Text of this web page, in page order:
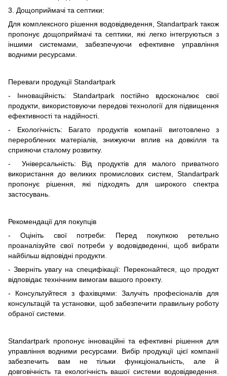
3. Дощоприймачі та септики:
Для комплексного рішення водовідведення, Standartpark також
пропонує дощоприймачі та септики, які легко інтегруються з
іншими системами, забезпечуючи ефективне управління
водними ресурсами.
Переваги продукції Standartpark
- Інноваційність: Standartpark постійно вдосконалює свої
продукти, використовуючи передові технології для підвищення
ефективності та надійності.
- Екологічність: Багато продуктів компанії виготовлено з
перероблених матеріалів, знижуючи вплив на довкілля та
сприяючи сталому розвитку.
- Універсальність: Від продуктів для малого приватного
використання до великих промислових систем, Standartpark
пропонує рішення, які підходять для широкого спектра
застосувань.
Рекомендації для покупців
- Оцініть свої потреби: Перед покупкою ретельно
проаналізуйте свої потреби у водовідведенні, щоб вибрати
найбільш відповідні продукти.
- Зверніть увагу на специфікації: Переконайтеся, що продукт
відповідає технічним вимогам вашого проекту.
- Консультуйтеся з фахівцями: Залучіть професіоналів для
консультацій та установки, щоб забезпечити правильну роботу
обраної системи.
Standartpark пропонує інноваційні та ефективні рішення для
управління водними ресурсами. Вибір продукції цієї компанії
забезпечить вам не тільки функціональність, але й
довговічність та екологічність вашої системи водовідведення.